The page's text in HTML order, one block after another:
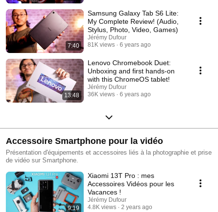
7:40
Samsung Galaxy Tab S6 Lite:
My Complete Review! (Audio,
Stylus, Photo, Video, Games)
Jérémy Dufour
81K views
6 years ago
13:48
Lenovo Chromebook Duet:
Unboxing and first hands-on
with this ChromeOS tablet!
Jérémy Dufour
36K views
6 years ago
Accessoire Smartphone pour la vidéo
Présentation d'équipements et accessoires liés à la photographie et prise
de vidéo sur Smartphone.
9:19
Xiaomi 13T Pro : mes
Accessoires Vidéos pour les
Vacances !
Jérémy Dufour
4.8K views
2 years ago